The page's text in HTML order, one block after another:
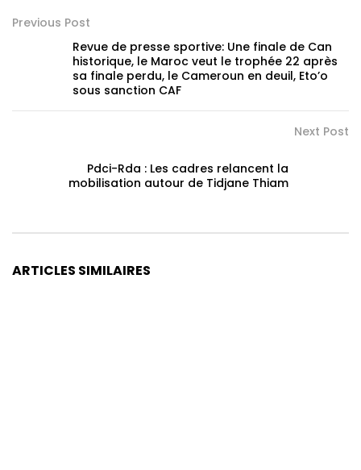
Previous Post
Revue de presse sportive: Une finale de Can
historique, le Maroc veut le trophée 22 après
sa finale perdu, le Cameroun en deuil, Eto’o
sous sanction CAF
Next Post
Pdci-Rda : Les cadres relancent la
mobilisation autour de Tidjane Thiam
ARTICLES SIMILAIRES